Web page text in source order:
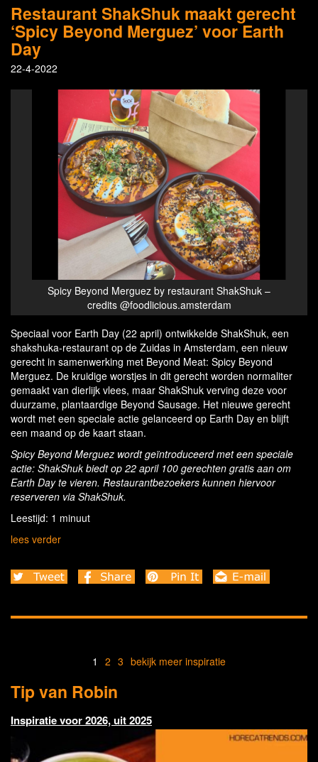
Restaurant ShakShuk maakt gerecht
‘Spicy Beyond Merguez’ voor Earth
Day
22-4-2022
Spicy Beyond Merguez by restaurant ShakShuk –
credits @foodlicious.amsterdam
Speciaal voor Earth Day (22 april) ontwikkelde ShakShuk, een
shakshuka-restaurant op de Zuidas in Amsterdam, een nieuw
gerecht in samenwerking met Beyond Meat: Spicy Beyond
Merguez. De kruidige worstjes in dit gerecht worden normaliter
gemaakt van dierlijk vlees, maar ShakShuk verving deze voor
duurzame, plantaardige Beyond Sausage. Het nieuwe gerecht
wordt met een speciale actie gelanceerd op Earth Day en blijft
een maand op de kaart staan.
Spicy Beyond Merguez wordt geïntroduceerd met een speciale
actie: ShakShuk biedt op 22 april 100 gerechten gratis aan om
Earth Day te vieren. Restaurantbezoekers kunnen hiervoor
reserveren via ShakShuk.
Leestijd: 1 minuut
lees verder
1 2 3 bekijk meer inspiratie
Tip van Robin
Inspiratie voor 2026, uit 2025